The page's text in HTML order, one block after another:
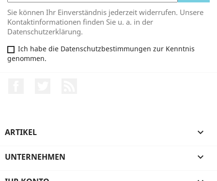
Sie können Ihr Einverständnis jederzeit widerrufen. Unsere
Kontaktinformationen finden Sie u. a. in der
Datenschutzerklärung.
Ich habe die Datenschutzbestimmungen zur Kenntnis
genommen.
ARTIKEL 
UNTERNEHMEN 